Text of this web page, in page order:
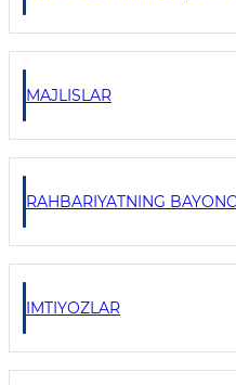
MAJLISLAR
RAHBARIYATNING
IMTIYOZLAR